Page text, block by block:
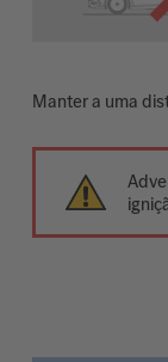
Manter a uma